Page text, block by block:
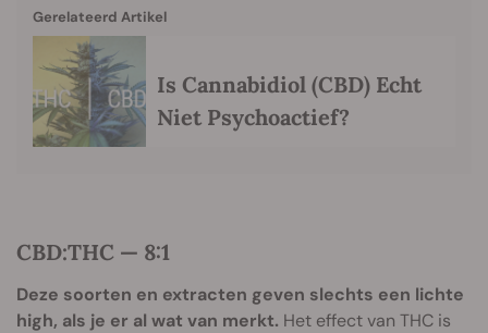
Gerelateerd Artikel
Is Cannabidiol (CBD) Echt
Niet Psychoactief?
CBD:THC — 8:1
Deze soorten en extracten geven slechts een lichte
high, als je er al wat van merkt. Het effect van THC is